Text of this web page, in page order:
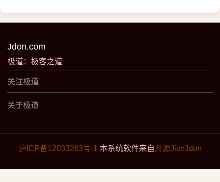
Jdon.com
极道：极客之道
关注极道
关于极道
沪ICP备12033263号-1 本系统软件来自开源JiveJdon